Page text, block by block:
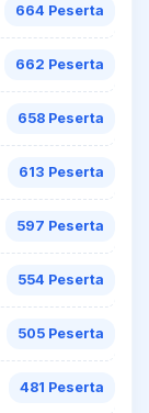
664 Peserta
662 Peserta
658 Peserta
613 Peserta
597 Peserta
554 Peserta
505 Peserta
481 Peserta